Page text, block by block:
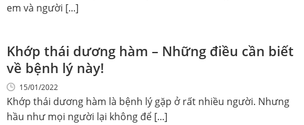
em và người [...]
Khớp thái dương hàm – Những điều cần biết
về bệnh lý này!
15/01/2022
Khớp thái dương hàm là bệnh lý gặp ở rất nhiều người. Nhưng
hầu như mọi người lại không để [...]